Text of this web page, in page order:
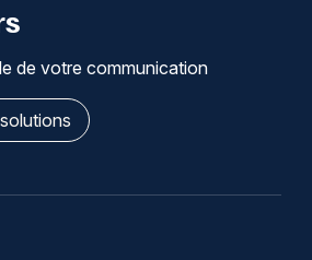
de votre communication